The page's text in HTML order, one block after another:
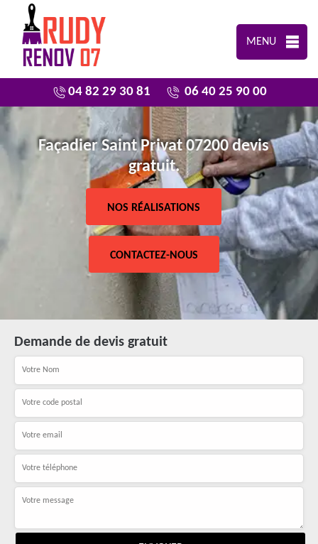
MENU
04 82 29 30 81 06 40 25 90 00
Façadier Saint Privat 07200 devis
gratuit.
NOS RÉALISATIONS
CONTACTEZ-NOUS
Demande de devis gratuit